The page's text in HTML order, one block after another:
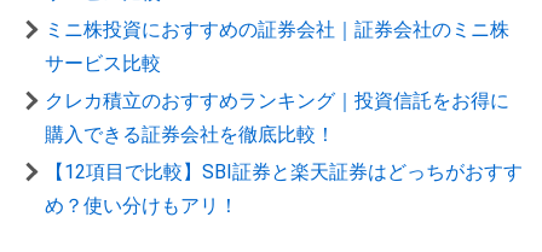
ミニ株投資におすすめの証券会社｜証券会社のミニ株
サービス比較
クレカ積立のおすすめランキング｜投資信託をお得に
購入できる証券会社を徹底比較！
【12項目で比較】SBI証券と楽天証券はどっちがおすす
め？使い分けもアリ！